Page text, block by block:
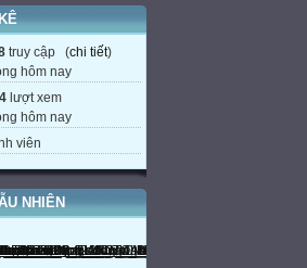
truy cập (chi tiết)
hôm nay
lượt xem
hôm nay
viên
NHIÊN